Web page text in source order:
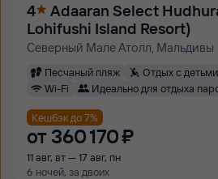
4
Adaaran Select
Lohifushi Island Resort)
Северный Мале Атолл, Мальдивы
Песчаный пляж Отдых с детьми
Wi-Fi
Идеально для отдыха
Кешбэк до 7%
от 360 ⁠170 ⁠₽
11 авг, вт — 17 авг, пн
6 ночей, за двоих